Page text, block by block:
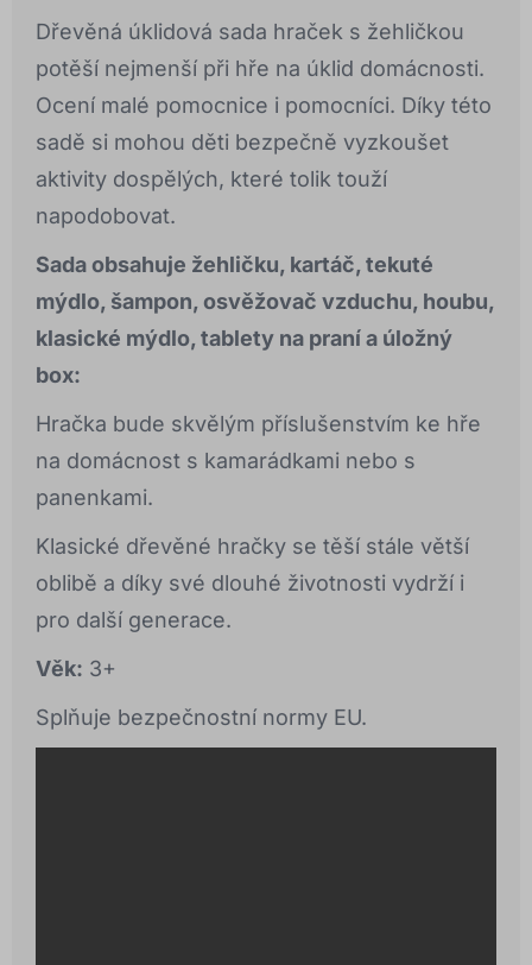
Dřevěná úklidová sada hraček s žehličkou
potěší nejmenší při hře na úklid domácnosti.
Ocení malé pomocnice i pomocníci. Díky této
sadě si mohou děti bezpečně vyzkoušet
aktivity dospělých, které tolik touží
napodobovat.
Sada obsahuje žehličku, kartáč, tekuté
mýdlo, šampon, osvěžovač vzduchu, houbu,
klasické mýdlo, tablety na praní a úložný
box:
Hračka bude skvělým příslušenstvím ke hře
na domácnost s kamarádkami nebo s
panenkami.
Klasické dřevěné hračky se těší stále větší
oblibě a díky své dlouhé životnosti vydrží i
pro další generace.
Věk: 3+
Splňuje bezpečnostní normy EU.